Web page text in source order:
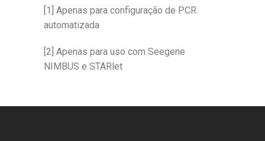
[1] Apenas para configuração de PCR
automatizada
[2] Apenas para uso com Seegene
NIMBUS e STARlet